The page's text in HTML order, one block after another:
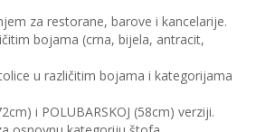
za restorane, barove i kancelarije.
bojama (crna, bijela, antracit,
u različitim bojama i kategorijama
i POLUBARSKOJ (58cm) verziji.